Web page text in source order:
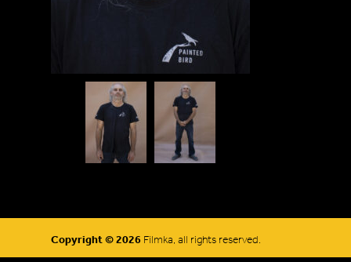
Copyright © 2026 Filmka, all rights reserved.